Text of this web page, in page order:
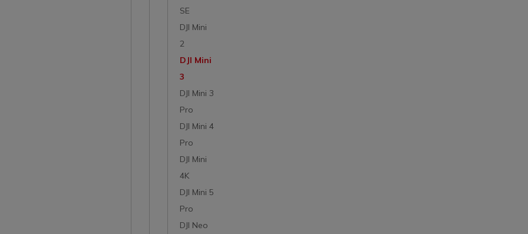
SE
DJI Mini
2
DJI Mini
3
DJI Mini 3
Pro
DJI Mini 4
Pro
DJI Mini
4K
DJI Mini 5
Pro
DJI Neo